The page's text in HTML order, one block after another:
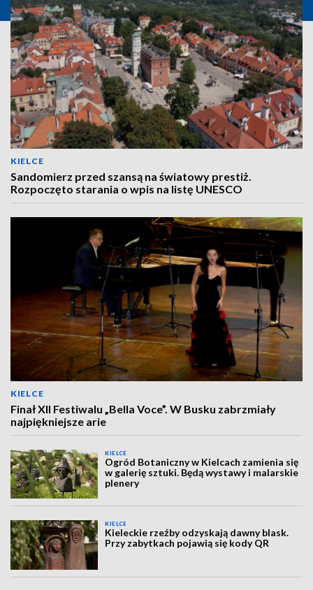
KIELCE
Sandomierz przed szansą na światowy prestiż.
Rozpoczęto starania o wpis na listę UNESCO
KIELCE
Finał XII Festiwalu „Bella Voce”. W Busku zabrzmiały
najpiękniejsze arie
KIELCE
Ogród Botaniczny w Kielcach zamienia się
w galerię sztuki. Będą wystawy i malarskie
plenery
KIELCE
Kieleckie rzeźby odzyskają dawny blask.
Przy zabytkach pojawią się kody QR